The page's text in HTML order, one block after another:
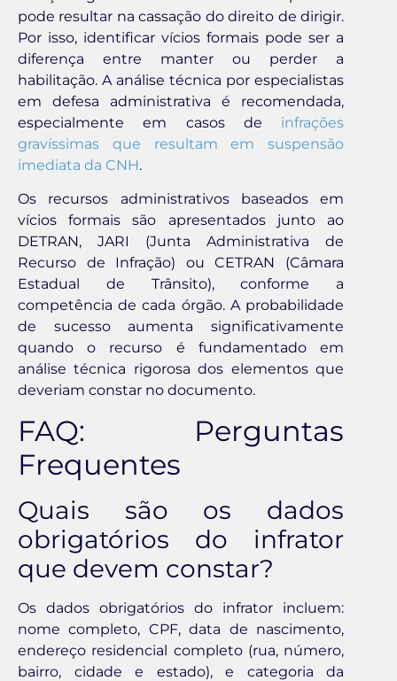
pode resultar na cassação do direito de dirigir.
Por isso, identificar vícios formais pode ser a
diferença entre manter ou perder a
habilitação. A análise técnica por especialistas
em defesa administrativa é recomendada,
especialmente em casos de infrações
gravíssimas que resultam em suspensão
imediata da CNH.
Os recursos administrativos baseados em
vícios formais são apresentados junto ao
DETRAN, JARI (Junta Administrativa de
Recurso de Infração) ou CETRAN (Câmara
Estadual de Trânsito), conforme a
competência de cada órgão. A probabilidade
de sucesso aumenta significativamente
quando o recurso é fundamentado em
análise técnica rigorosa dos elementos que
deveriam constar no documento.
FAQ: Perguntas
Frequentes
Quais são os dados
obrigatórios do infrator
que devem constar?
Os dados obrigatórios do infrator incluem:
nome completo, CPF, data de nascimento,
endereço residencial completo (rua, número,
bairro, cidade e estado), e categoria da